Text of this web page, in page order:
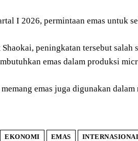
I 2026, permintaan emas untuk
peningkatan tersebut
emas dalam produksi
memang emas juga digunakan
EKONOMI EMAS